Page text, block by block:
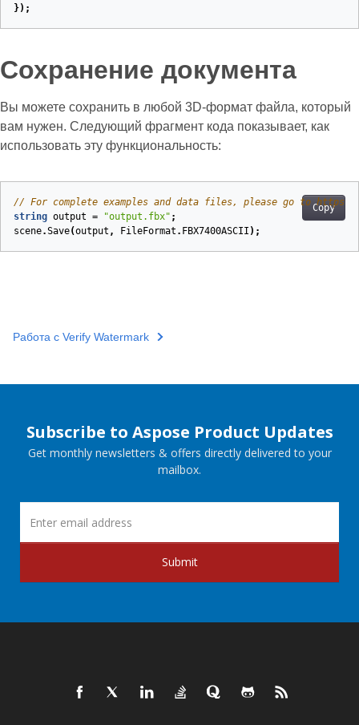
});
Сохранение документа
Вы можете сохранить в любой 3D-формат файла, который
вам нужен. Следующий фрагмент кода показывает, как
использовать эту функциональность:
Copy
// For complete examples and data files, please go to https://
string output = "output.fbx" ;
scene.Save(output , FileFormat . FBX7400ASCII );
Работа с Verify Watermark
Subscribe to Aspose Product Updates
Get monthly newsletters & offers directly delivered to your
mailbox.
Submit